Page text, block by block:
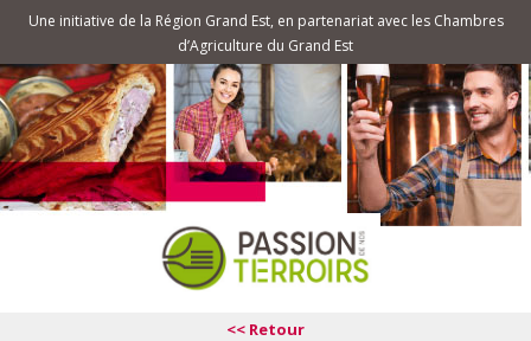
Une initiative de la Région Grand Est, en partenariat avec les Chambres
d’Agriculture du Grand Est
<< Retour